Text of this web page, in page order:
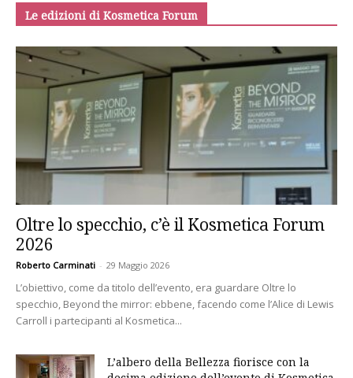
Le edizioni di Kosmetica Forum
Oltre lo specchio, c’è il Kosmetica Forum
2026
Roberto Carminati - 29 Maggio 2026
L’obiettivo, come da titolo dell’evento, era guardare Oltre lo
specchio, Beyond the mirror: ebbene, facendo come l’Alice di Lewis
Carroll i partecipanti al Kosmetica...
L’albero della Bellezza fiorisce con la